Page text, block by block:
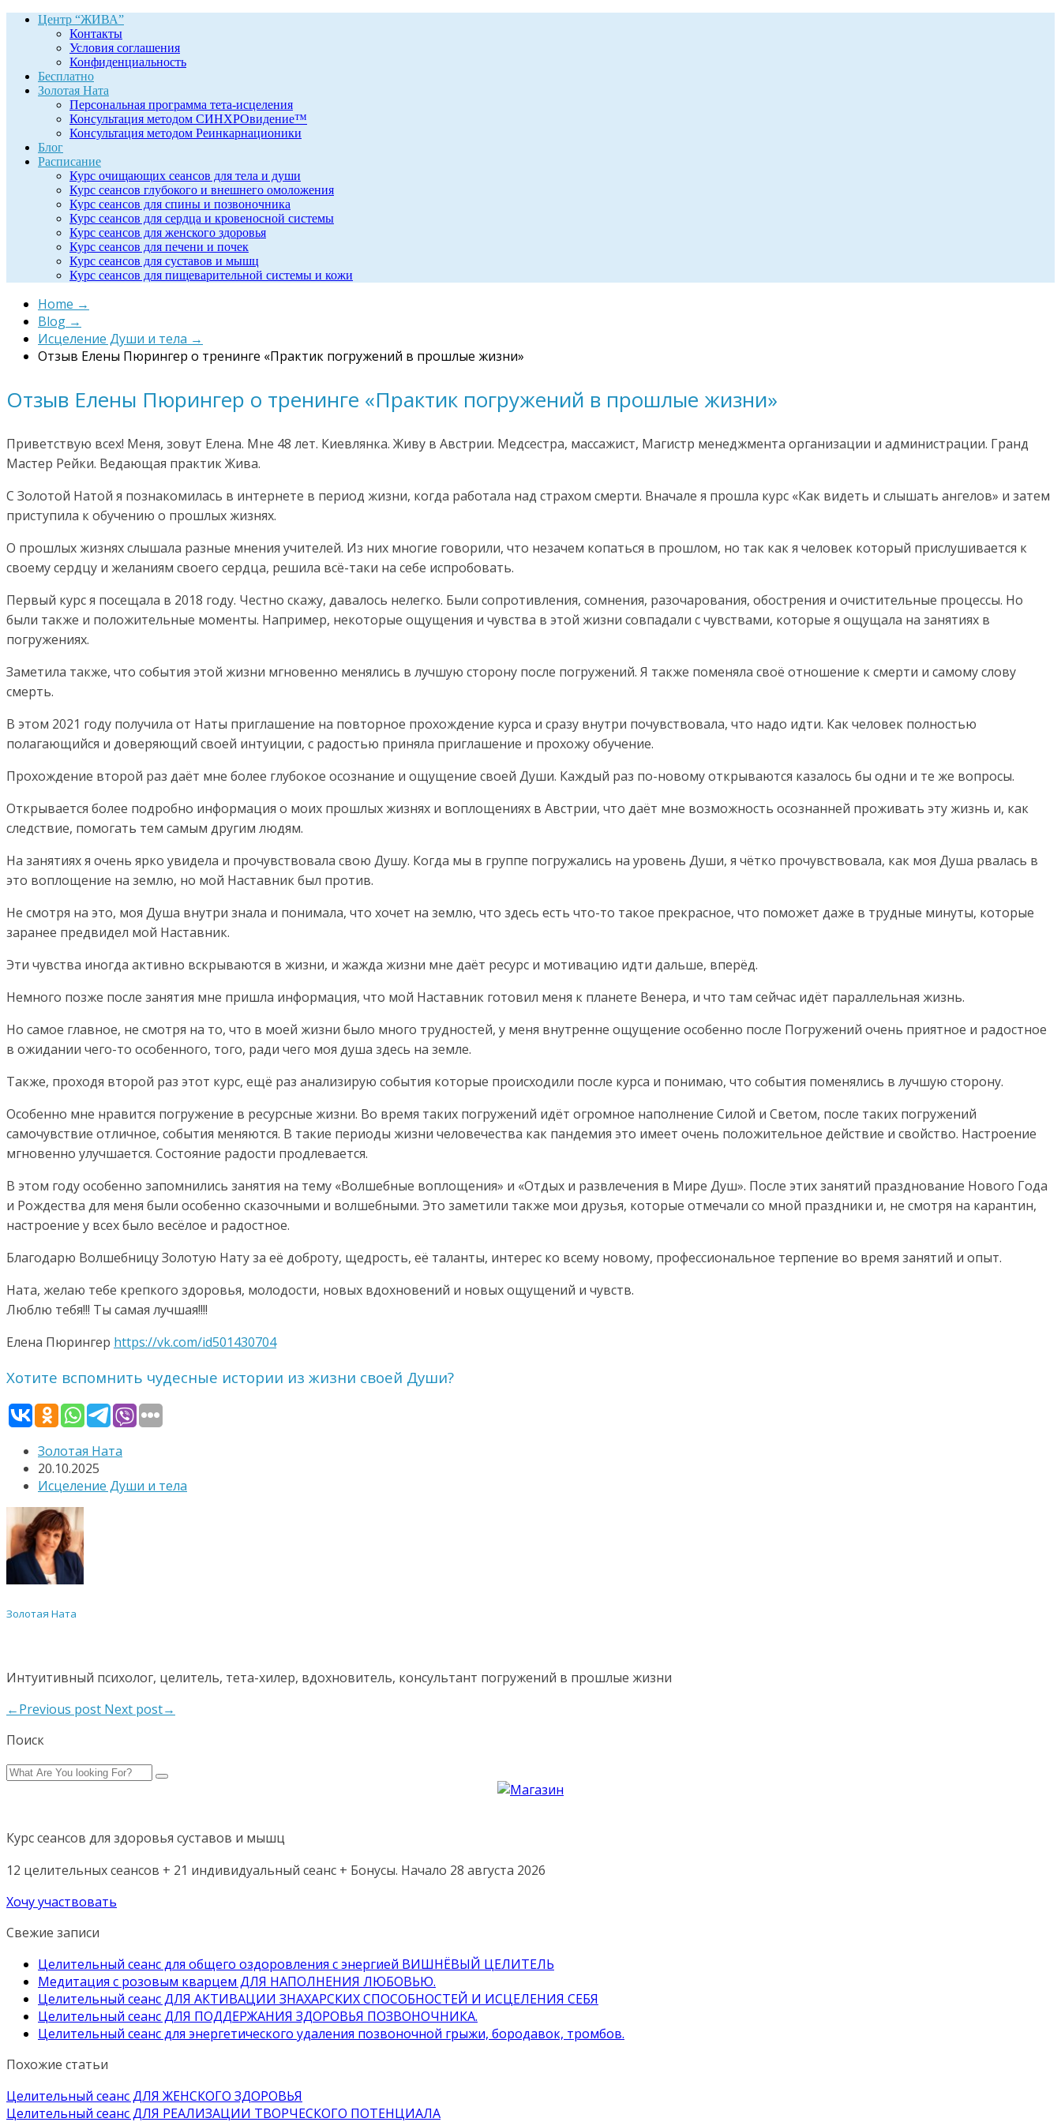
Центр “ЖИВА”
Контакты
Условия соглашения
Конфиденциальность
Бесплатно
Золотая Ната
Персональная программа тета-исцеления
Консультация методом СИНХРОвидение™
Консультация методом Реинкарнационики
Блог
Расписание
Курс очищающих сеансов для тела и души
Курс сеансов глубокого и внешнего омоложения
Курс сеансов для спины и позвоночника
Курс сеансов для сердца и кровеносной системы
Курс сеансов для женского здоровья
Курс сеансов для печени и почек
Курс сеансов для суставов и мышц
Курс сеансов для пищеварительной системы и кожи
Home →
Blog →
Исцеление Души и тела →
Отзыв Елены Пюрингер о тренинге «Практик погружений в прошлые жизни»
Отзыв Елены Пюрингер о тренинге «Практик погружений в прошлые жизни»
Приветствую всех! Меня, зовут Елена. Мне 48 лет. Киевлянка. Живу в Австрии. Медсестра, массажист, Магистр менеджмента организации и администрации. Гранд
Мастер Рейки. Ведающая практик Жива.
С Золотой Натой я познакомилась в интернете в период жизни, когда работала над страхом смерти. Вначале я прошла курс «Как видеть и слышать ангелов» и затем
приступила к обучению о прошлых жизнях.
О прошлых жизнях слышала разные мнения учителей. Из них многие говорили, что незачем копаться в прошлом, но так как я человек который прислушивается к
своему сердцу и желаниям своего сердца, решила всё-таки на себе испробовать.
Первый курс я посещала в 2018 году. Честно скажу, давалось нелегко. Были сопротивления, сомнения, разочарования, обострения и очистительные процессы. Но
были также и положительные моменты. Например, некоторые ощущения и чувства в этой жизни совпадали с чувствами, которые я ощущала на занятиях в
погружениях.
Заметила также, что события этой жизни мгновенно менялись в лучшую сторону после погружений. Я также поменяла своё отношение к смерти и самому слову
смерть.
В этом 2021 году получила от Наты приглашение на повторное прохождение курса и сразу внутри почувствовала, что надо идти. Как человек полностью
полагающийся и доверяющий своей интуиции, с радостью приняла приглашение и прохожу обучение.
Прохождение второй раз даёт мне более глубокое осознание и ощущение своей Души. Каждый раз по-новому открываются казалось бы одни и те же вопросы.
Открывается более подробно информация о моих прошлых жизнях и воплощениях в Австрии, что даёт мне возможность осознанней проживать эту жизнь и, как
следствие, помогать тем самым другим людям.
На занятиях я очень ярко увидела и прочувствовала свою Душу. Когда мы в группе погружались на уровень Души, я чётко прочувствовала, как моя Душа рвалась в
это воплощение на землю, но мой Наставник был против.
Не смотря на это, моя Душа внутри знала и понимала, что хочет на землю, что здесь есть что-то такое прекрасное, что поможет даже в трудные минуты, которые
заранее предвидел мой Наставник.
Эти чувства иногда активно вскрываются в жизни, и жажда жизни мне даёт ресурс и мотивацию идти дальше, вперёд.
Немного позже после занятия мне пришла информация, что мой Наставник готовил меня к планете Венера, и что там сейчас идёт параллельная жизнь.
Но самое главное, не смотря на то, что в моей жизни было много трудностей, у меня внутренне ощущение особенно после Погружений очень приятное и радостное
в ожидании чего-то особенного, того, ради чего моя душа здесь на земле.
Также, проходя второй раз этот курс, ещё раз анализирую события которые происходили после курса и понимаю, что события поменялись в лучшую сторону.
Особенно мне нравится погружение в ресурсные жизни. Во время таких погружений идёт огромное наполнение Силой и Светом, после таких погружений
самочувствие отличное, события меняются. В такие периоды жизни человечества как пандемия это имеет очень положительное действие и свойство. Настроение
мгновенно улучшается. Состояние радости продлевается.
В этом году особенно запомнились занятия на тему «Волшебные воплощения» и «Отдых и развлечения в Мире Душ». После этих занятий празднование Нового Года
и Рождества для меня были особенно сказочными и волшебными. Это заметили также мои друзья, которые отмечали со мной праздники и, не смотря на карантин,
настроение у всех было весёлое и радостное.
Благодарю Волшебницу Золотую Нату за её доброту, щедрость, её таланты, интерес ко всему новому, профессиональное терпение во время занятий и опыт.
Ната, желаю тебе крепкого здоровья, молодости, новых вдохновений и новых ощущений и чувств.
Люблю тебя!!! Ты самая лучшая!!!!
Елена Пюрингер https://vk.com/id501430704
Хотите вспомнить чудесные истории из жизни своей Души?
Золотая Ната
20.10.2025
Исцеление Души и тела
Золотая Ната
Интуитивный психолог, целитель, тета-хилер, вдохновитель, консультант погружений в прошлые жизни
←Previous post Next post→
Поиск
Курс сеансов для здоровья суставов и мышц
12 целительных сеансов + 21 индивидуальный сеанс + Бонусы. Начало 28 августа 2026
Хочу участвовать
Свежие записи
Целительный сеанс для общего оздоровления с энергией ВИШНЁВЫЙ ЦЕЛИТЕЛЬ
Медитация с розовым кварцем ДЛЯ НАПОЛНЕНИЯ ЛЮБОВЬЮ.
Целительный сеанс ДЛЯ АКТИВАЦИИ ЗНАХАРСКИХ СПОСОБНОСТЕЙ И ИСЦЕЛЕНИЯ СЕБЯ
Целительный сеанс ДЛЯ ПОДДЕРЖАНИЯ ЗДОРОВЬЯ ПОЗВОНОЧНИКА.
Целительный сеанс для энергетического удаления позвоночной грыжи, бородавок, тромбов.
Похожие статьи
Целительный сеанс ДЛЯ ЖЕНСКОГО ЗДОРОВЬЯ
Целительный сеанс ДЛЯ РЕАЛИЗАЦИИ ТВОРЧЕСКОГО ПОТЕНЦИАЛА